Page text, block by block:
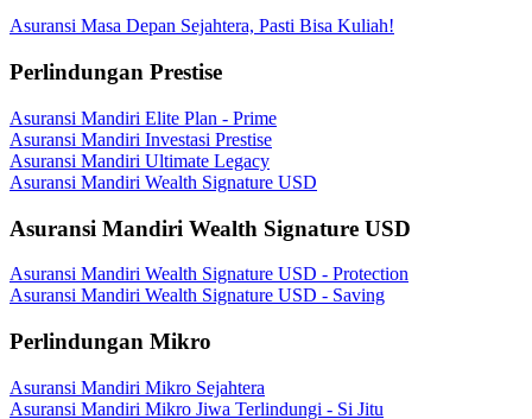
Asuransi Masa Depan Sejahtera, Pasti Bisa Kuliah!
Perlindungan Prestise
Asuransi Mandiri Elite Plan - Prime
Asuransi Mandiri Investasi Prestise
Asuransi Mandiri Ultimate Legacy
Asuransi Mandiri Wealth Signature USD
Asuransi Mandiri Wealth Signature USD
Asuransi Mandiri Wealth Signature USD - Protection
Asuransi Mandiri Wealth Signature USD - Saving
Perlindungan Mikro
Asuransi Mandiri Mikro Sejahtera
Asuransi Mandiri Mikro Jiwa Terlindungi - Si Jitu